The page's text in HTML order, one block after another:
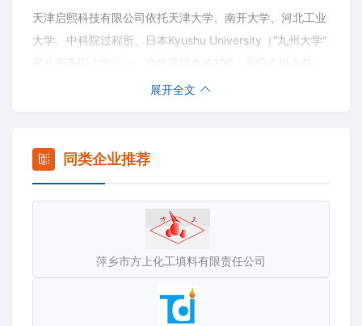
天津启熙科技有限公司依托天津大学、南开大学、河北工业
大学、中科院过程所、日本Kyushu University（“九州大学”
10）等科研院所，专注于精馏/分子蒸馏装置、催化剂评价
展开全文
同类企业推荐
萍乡市方上化工填料有限责任公司